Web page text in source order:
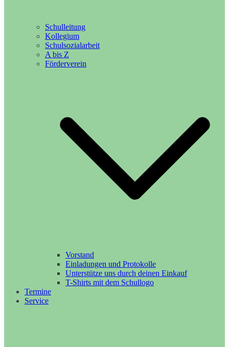
Schulleitung
Kollegium
Schulsozialarbeit
A bis Z
Förderverein
Vorstand
Einladungen und Protokolle
Unterstütze uns durch deinen Einkauf
T-Shirts mit dem Schullogo
Termine
Service